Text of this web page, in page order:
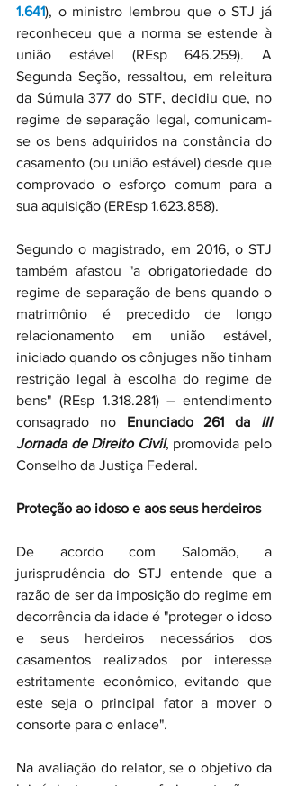
1.641), o ministro lembrou que o STJ já
reconheceu que a norma se estende à
união estável (REsp 646.259). A
Segunda Seção, ressaltou, em releitura
da Súmula 377 do STF, decidiu que, no
regime de separação legal, comunicam-
se os bens adquiridos na constância do
casamento (ou união estável) desde que
comprovado o esforço comum para a
sua aquisição (EREsp 1.623.858).
Segundo o magistrado, em 2016, o STJ
também afastou "a obrigatoriedade do
regime de separação de bens quando o
matrimônio é precedido de longo
relacionamento em união estável,
iniciado quando os cônjuges não tinham
restrição legal à escolha do regime de
bens" (REsp 1.318.281) – entendimento
consagrado no Enunciado 261 da III
Jornada de Direito Civil, promovida pelo
Conselho da Justiça Federal.
Proteção ao idoso e aos seus herdeiros
De acordo com Salomão, a
jurisprudência do STJ entende que a
razão de ser da imposição do regime em
decorrência da idade é "proteger o idoso
e seus herdeiros necessários dos
casamentos realizados por interesse
estritamente econômico, evitando que
este seja o principal fator a mover o
consorte para o enlace".
Na avaliação do relator, se o objetivo da